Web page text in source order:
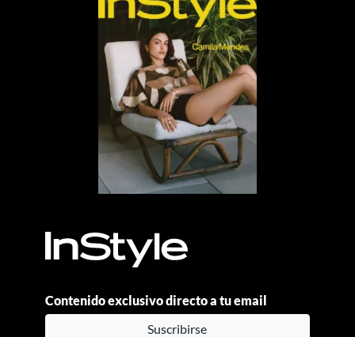
Contenido exclusivo directo a tu email
Suscribirse